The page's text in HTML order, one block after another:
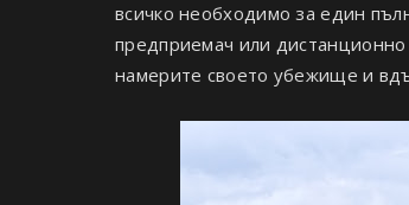
всичко необходимо за един
предприемач или
намерите своето убежище и